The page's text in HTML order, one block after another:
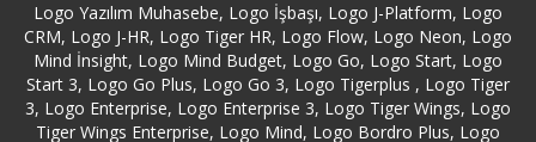
Bağdat Caddesi Logo Servisi
Bahçelievler Logo Servisi
Logo Yazılım Muhasebe, Logo İşbaşı, Logo J-Platform, Logo
CRM, Logo J-HR, Logo Tiger HR, Logo Flow, Logo Neon, Logo
Mind İnsight, Logo Mind Budget, Logo Go, Logo Start, Logo
Start 3, Logo Go Plus, Logo Go 3, Logo Tigerplus , Logo Tiger
3, Logo Enterprise, Logo Enterprise 3, Logo Tiger Wings, Logo
Tiger Wings Enterprise, Logo Mind, Logo Bordro Plus, Logo